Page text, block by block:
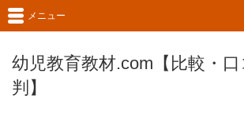
幼児教育教材.com【比較・
判】
メニュー